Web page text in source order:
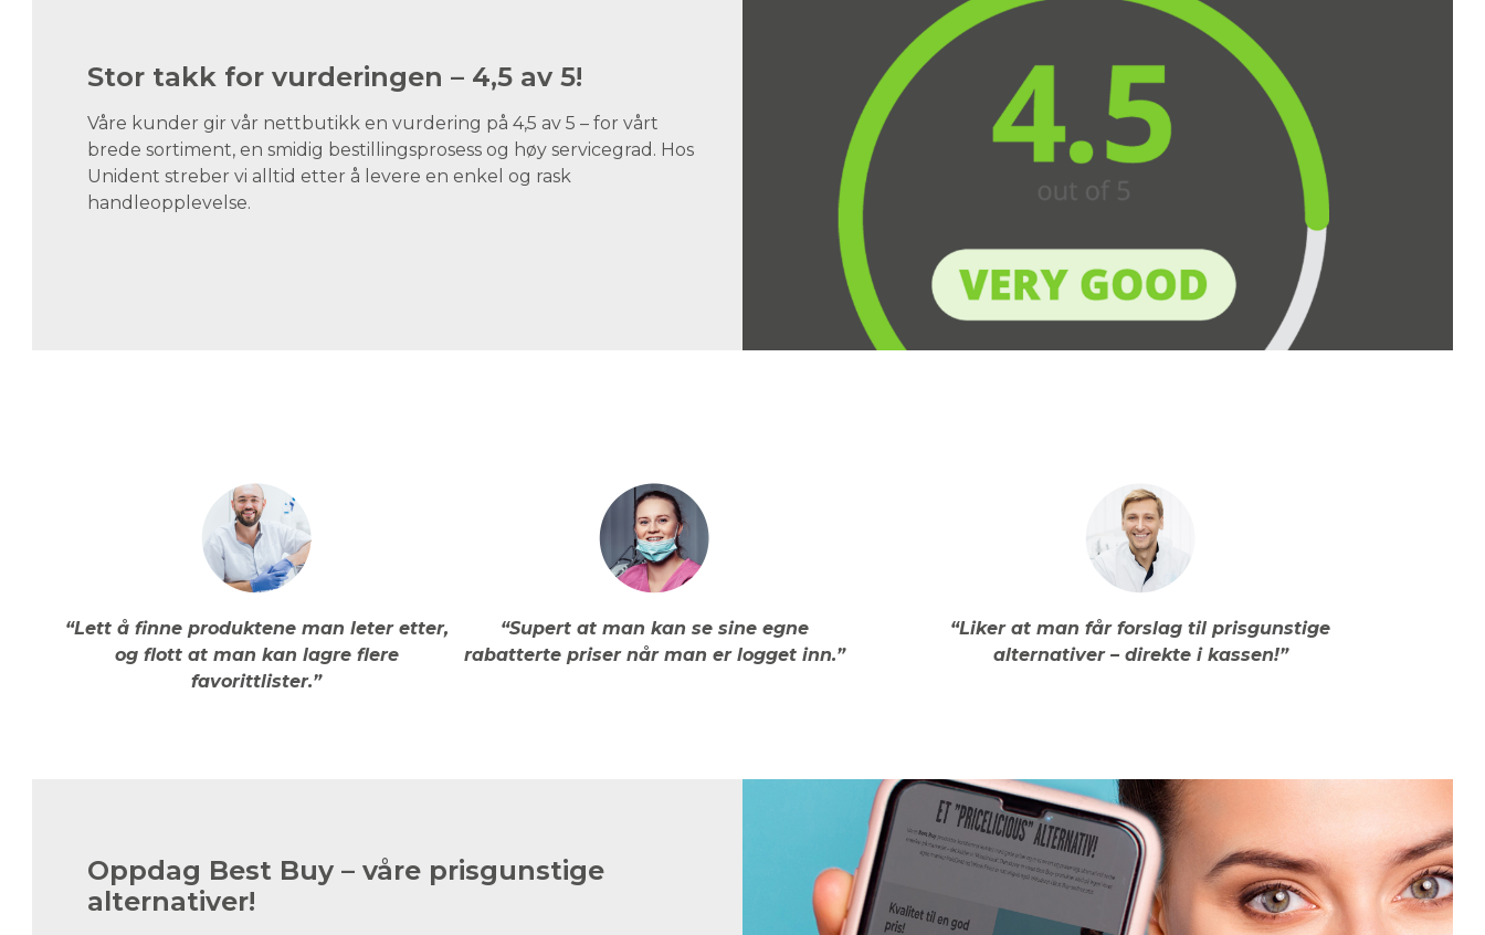
Stor takk for vurderingen – 4,5 av 5!
Våre kunder gir vår nettbutikk en vurdering på 4,5 av 5 – for vårt
brede sortiment, en smidig bestillingsprosess og høy servicegrad. Hos
Unident streber vi alltid etter å levere en enkel og rask
handleopplevelse.
“Lett å finne produktene man leter etter,
og flott at man kan lagre flere
favorittlister.”
“Supert at man kan se sine egne
rabatterte priser når man er logget inn.”
“Liker at man får forslag til prisgunstige
alternativer – direkte i kassen!”
Oppdag Best Buy – våre prisgunstige
alternativer!